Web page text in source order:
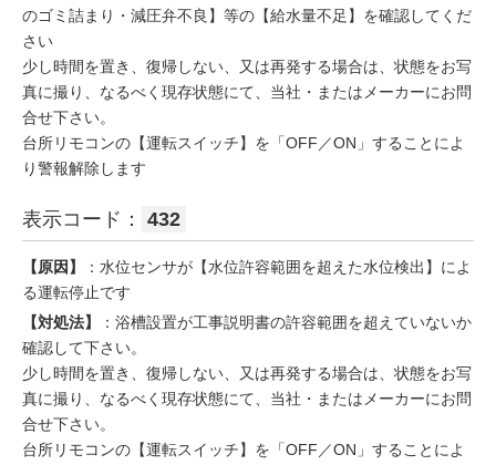
のゴミ詰まり・減圧弁不良】等の【給水量不足】を確認してくだ
さい
少し時間を置き、復帰しない、又は再発する場合は、状態をお写
真に撮り、なるべく現存状態にて、当社・またはメーカーにお問
合せ下さい。
台所リモコンの【運転スイッチ】を「OFF／ON」することによ
り警報解除します
表示コード： 432
【原因】
：水位センサが【水位許容範囲を超えた水位検出】によ
る運転停止です
【対処法】
：浴槽設置が工事説明書の許容範囲を超えていないか
確認して下さい。
少し時間を置き、復帰しない、又は再発する場合は、状態をお写
真に撮り、なるべく現存状態にて、当社・またはメーカーにお問
合せ下さい。
台所リモコンの【運転スイッチ】を「OFF／ON」することによ